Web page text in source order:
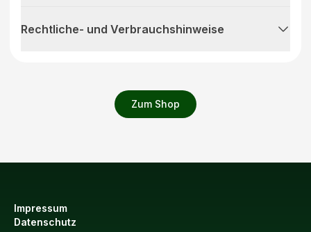
Zum Shop
Rechtliche- und Verbrauchshinweise
Impressum
Datenschutz